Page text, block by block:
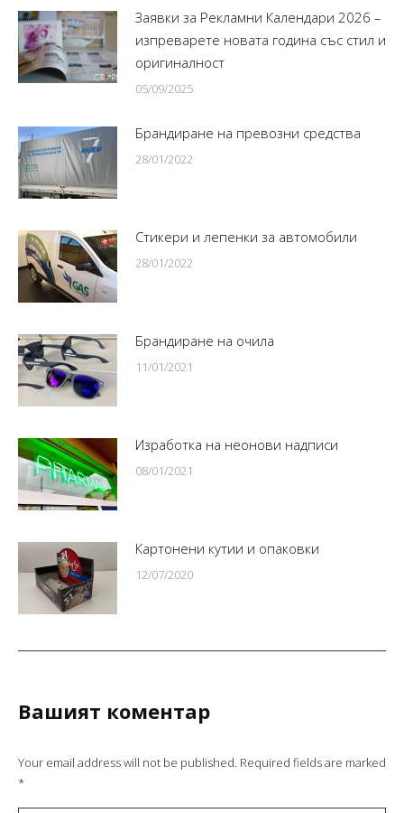
Заявки за Рекламни Календари 2026 –
изпреварете новата година със стил и
оригиналност
05/09/2025
Брандиране на превозни средства
28/01/2022
Стикери и лепенки за автомобили
28/01/2022
Брандиране на очила
11/01/2021
Изработка на неонови надписи
08/01/2021
Картонени кутии и опаковки
12/07/2020
Вашият коментар
Your email address will not be published. Required fields are marked
*